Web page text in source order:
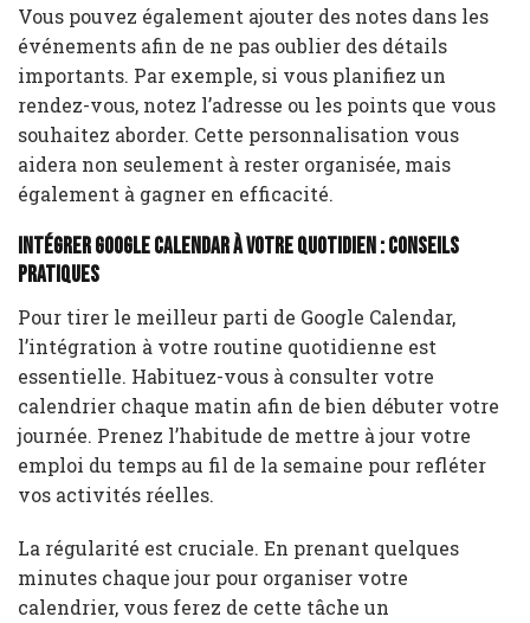
Vous pouvez également ajouter des notes dans les
événements afin de ne pas oublier des détails
importants. Par exemple, si vous planifiez un
rendez-vous, notez l’adresse ou les points que vous
souhaitez aborder. Cette personnalisation vous
aidera non seulement à rester organisée, mais
également à gagner en efficacité.
Intégrer Google Calendar à votre quotidien : conseils
pratiques
Pour tirer le meilleur parti de Google Calendar,
l’intégration à votre routine quotidienne est
essentielle. Habituez-vous à consulter votre
calendrier chaque matin afin de bien débuter votre
journée. Prenez l’habitude de mettre à jour votre
emploi du temps au fil de la semaine pour refléter
vos activités réelles.
La régularité est cruciale. En prenant quelques
minutes chaque jour pour organiser votre
calendrier, vous ferez de cette tâche un